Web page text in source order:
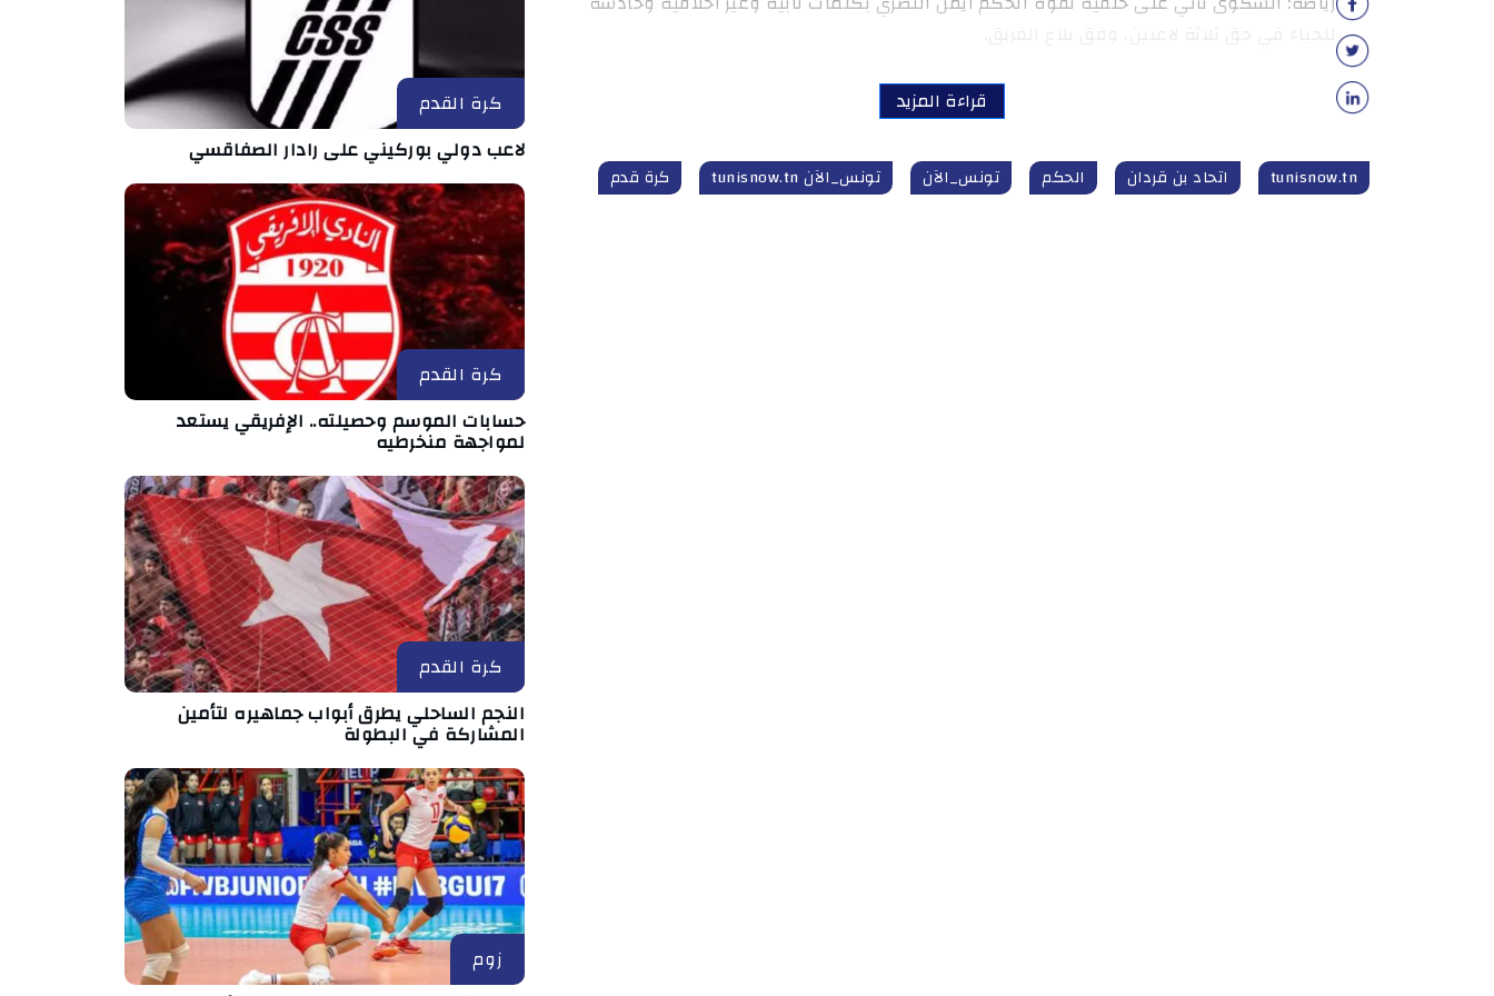
قراءة المزيد
tunisnow.tn اتحاد بن قردان الحكم تونس_الآن تونس_الآن tunisnow.tn كرة قدم
كرة القدم
لاعب دولي بوركيني على رادار الصفاقسي
كرة القدم
حسابات الموسم وحصيلته.. الإفريقي يستعد
لمواجهة منخرطيه
كرة القدم
النجم الساحلي يطرق أبواب جماهيره لتأمين
المشاركة في البطولة
زوم